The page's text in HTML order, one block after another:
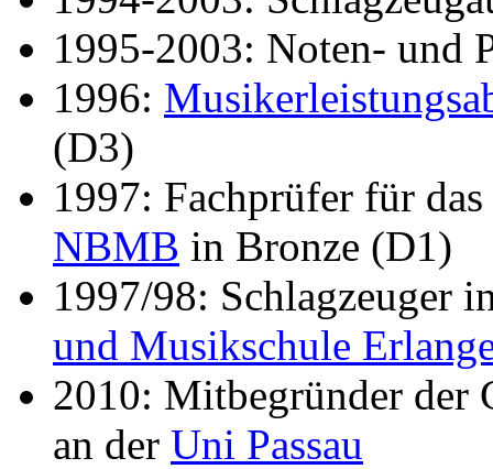
1995-2003: Noten- und
1996:
(D3)
1997: Fachprüfer für das
NBMB in Bronze (D1)
1997/98: Schlagzeuger
und Musikschule
2010: Mitbegründer der
an der Uni Passau